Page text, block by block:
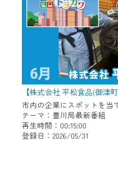
【株式会社 平松食品(御津
テーマ：豊川局最新番組
再生時間：00:15:00
登録日：2026/05/31